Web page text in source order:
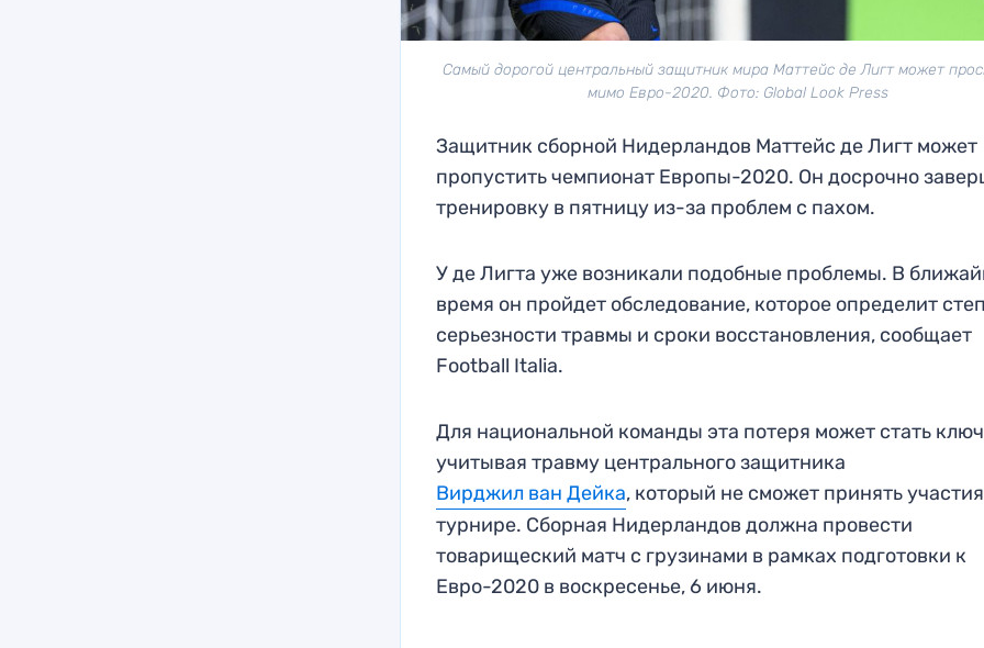
Самый дорогой центральный защитник мира Маттейс де Лигт может
мимо Евро-2020. Фото: Global Look Press
Защитник сборной Нидерландов Маттейс де Лигт может
пропустить чемпионат Европы-2020. Он досрочно
тренировку в пятницу из-за проблем с пахом.
У де Лигта уже возникали подобные проблемы. В
время он пройдет обследование, которое определит
серьезности травмы и сроки восстановления, сообщает
Football Italia.
Для национальной команды эта потеря может стать
учитывая травму центрального защитника
Вирджил ван Дейка, который не сможет принять
турнире. Сборная Нидерландов должна провести
товарищеский матч с грузинами в рамках подготовки к
Евро-2020 в воскресенье, 6 июня.